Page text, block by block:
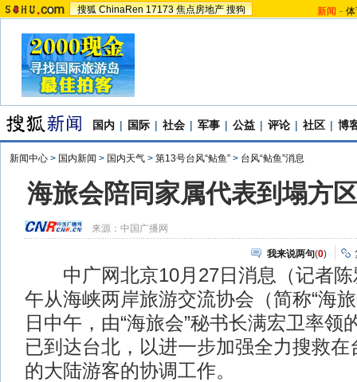
搜狐 ChinaRen 17173 焦点房地产 搜狗 新闻 -
国内 | 国际 | 社会 | 军事 | 公益 | 评论 | 社区 | 博
新闻中心 > 国内新闻 > 国内天气 > 第13号台风“鲇鱼” > 台风“鲇鱼”消息
海旅会陪同家属代表到塌方
来源： 中国广播网
我来说两句(0)
中广网北京10月27日消息（记者陈
午从海峡两岸旅游交流协会（简称“海
日中午，由“海旅会”秘书长满宏卫率领
已到达台北，以进一步加强全力搜救
的大陆游客的协调工作。